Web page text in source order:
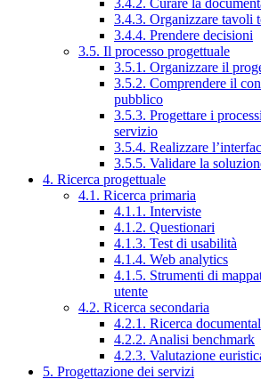
3.4.2. Curare la
3.4.3. Organizzare tavoli
3.4.4. Prendere decisioni
3.5. Il processo progettuale
3.5.1. Organizzare il
3.5.2. Comprendere il
pubblico
3.5.3. Progettare i
servizio
3.5.4. Realizzare
3.5.5. Validare la
4. Ricerca progettuale
4.1. Ricerca primaria
4.1.1. Interviste
4.1.2. Questionari
4.1.3. Test di usabilità
4.1.4. Web analytics
4.1.5. Strumenti di
utente
4.2. Ricerca secondaria
4.2.1. Ricerca
4.2.2. Analisi benchmark
4.2.3. Valutazione
5. Progettazione dei servizi